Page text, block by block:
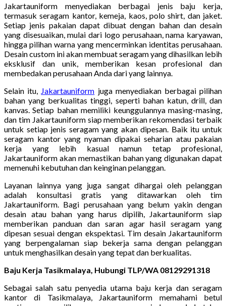
Jakartauniform menyediakan berbagai jenis baju kerja,
termasuk seragam kantor, kemeja, kaos, polo shirt, dan jaket.
Setiap jenis pakaian dapat dibuat dengan bahan dan desain
yang disesuaikan, mulai dari logo perusahaan, nama karyawan,
hingga pilihan warna yang mencerminkan identitas perusahaan.
Desain custom ini akan membuat seragam yang dihasilkan lebih
eksklusif dan unik, memberikan kesan profesional dan
membedakan perusahaan Anda dari yang lainnya.
Selain itu, Jakartauniform juga menyediakan berbagai pilihan
bahan yang berkualitas tinggi, seperti bahan katun, drill, dan
kanvas. Setiap bahan memiliki keunggulannya masing-masing,
dan tim Jakartauniform siap memberikan rekomendasi terbaik
untuk setiap jenis seragam yang akan dipesan. Baik itu untuk
seragam kantor yang nyaman dipakai seharian atau pakaian
kerja yang lebih kasual namun tetap profesional,
Jakartauniform akan memastikan bahan yang digunakan dapat
memenuhi kebutuhan dan keinginan pelanggan.
Layanan lainnya yang juga sangat dihargai oleh pelanggan
adalah konsultasi gratis yang ditawarkan oleh tim
Jakartauniform. Bagi perusahaan yang belum yakin dengan
desain atau bahan yang harus dipilih, Jakartauniform siap
memberikan panduan dan saran agar hasil seragam yang
dipesan sesuai dengan ekspektasi. Tim desain Jakartauniform
yang berpengalaman siap bekerja sama dengan pelanggan
untuk menghasilkan desain yang tepat dan berkualitas.
Baju Kerja Tasikmalaya, Hubungi TLP/WA 08129291318
Sebagai salah satu penyedia utama baju kerja dan seragam
kantor di Tasikmalaya, Jakartauniform memahami betul